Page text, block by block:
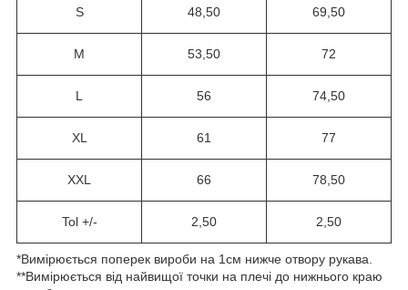
S 48,50 69,50
M 53,50 72
L 56 74,50
XL 61 77
XXL 66 78,50
Tol +/- 2,50 2,50
*Вимірюється поперек вироби на 1см нижче отвору рукава.
**Вимірюється від найвищої точки на плечі до нижнього краю